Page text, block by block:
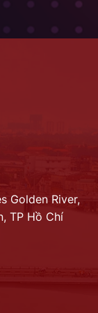
Golden River,
TP Hồ Chí